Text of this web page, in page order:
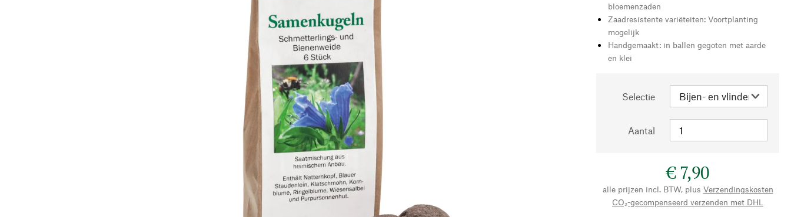
bloemenzaden
Zaadresistente variëteiten: Voortplanting
mogelijk
Handgemaakt: in ballen gegoten met aarde
en klei
Selectie
Aantal
€ 7,90
alle prijzen incl. BTW, plus Verzendingskosten
CO₂-gecompenseerd verzenden met DHL